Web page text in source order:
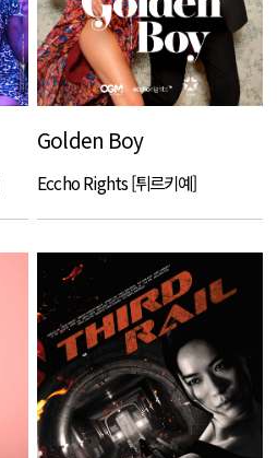
Golden Boy
Eccho Rights [튀르키예]